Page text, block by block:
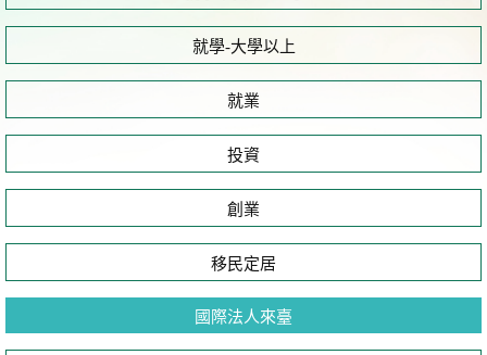
就學-大學以上
就業
投資
創業
移民定居
國際法人來臺